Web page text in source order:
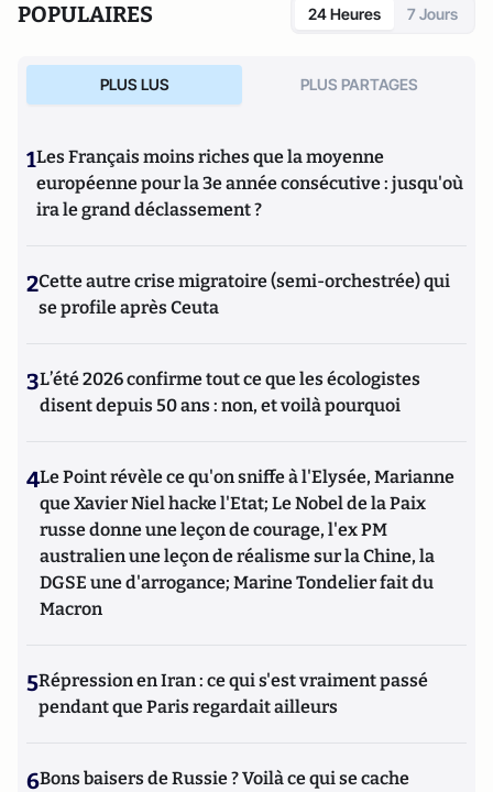
POPULAIRES 24 Heures 7 Jours
PLUS LUS PLUS PARTAGES
1Les Français moins riches que la moyenne
européenne pour la 3e année consécutive : jusqu'où
ira le grand déclassement ?
2Cette autre crise migratoire (semi-orchestrée) qui
se profile après Ceuta
3L’été 2026 confirme tout ce que les écologistes
disent depuis 50 ans : non, et voilà pourquoi
4Le Point révèle ce qu'on sniffe à l'Elysée, Marianne
que Xavier Niel hacke l'Etat; Le Nobel de la Paix
russe donne une leçon de courage, l'ex PM
australien une leçon de réalisme sur la Chine, la
DGSE une d'arrogance; Marine Tondelier fait du
Macron
5Répression en Iran : ce qui s'est vraiment passé
pendant que Paris regardait ailleurs
6Bons baisers de Russie ? Voilà ce qui se cache